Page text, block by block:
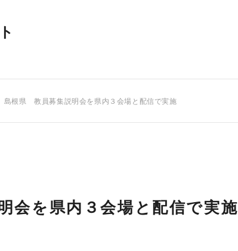
島根県 教員募集説明会を県内３会場と配信で実施
会を県内３会場と配信で実施